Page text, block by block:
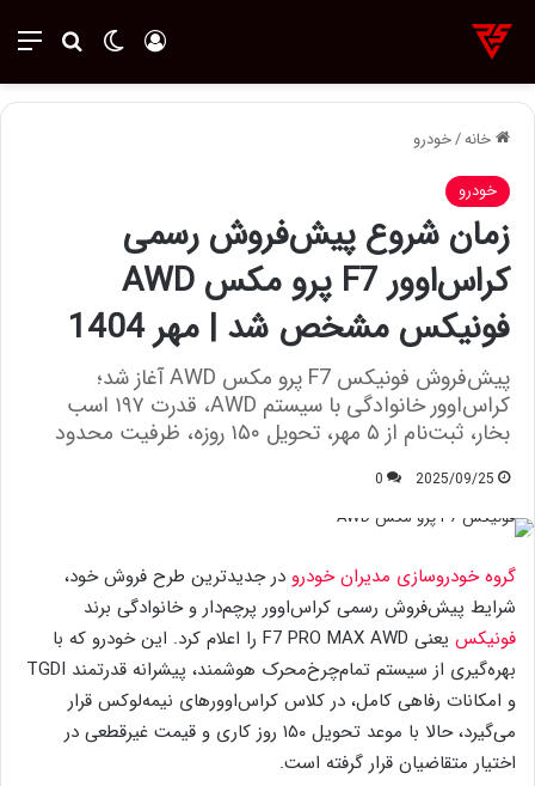
تغییر پوسته ورود
خانه/خودرو
خودرو
زمان شروع پیش‌فروش رسمی
کراس‌اوور F7 پرو مکس AWD
فونیکس مشخص شد | مهر 1404
پیش‌فروش فونیکس F7 پرو مکس AWD آغاز شد؛
کراس‌اوور خانوادگی با سیستم AWD، قدرت ۱۹۷ اسب
بخار، ثبت‌نام از ۵ مهر، تحویل ۱۵۰ روزه، ظرفیت محدود
2025/09/25
0
گروه خودروسازی مدیران خودرو در جدیدترین طرح فروش خود،
شرایط پیش‌فروش رسمی کراس‌اوور پرچم‌دار و خانوادگی برند
فونیکس
یعنی F7 PRO MAX AWD را اعلام کرد. این خودرو که با
بهره‌گیری از سیستم تمام‌چرخ‌محرک هوشمند، پیشرانه قدرتمند TGDI
و امکانات رفاهی کامل، در کلاس کراس‌اوورهای نیمه‌لوکس قرار
می‌گیرد، حالا با موعد تحویل ۱۵۰ روز کاری و قیمت غیرقطعی در
اختیار متقاضیان قرار گرفته است.